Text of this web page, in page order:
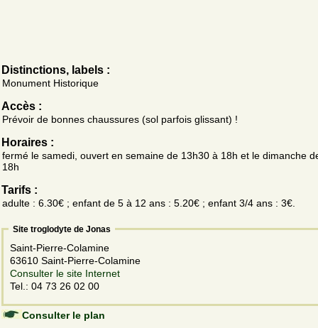
Distinctions, labels :
Monument Historique
Accès :
Prévoir de bonnes chaussures (sol parfois glissant) !
Horaires :
fermé le samedi, ouvert en semaine de 13h30 à 18h et le dimanche
18h
Tarifs :
adulte : 6.30€ ; enfant de 5 à 12 ans : 5.20€ ; enfant 3/4 ans : 3€.
Site troglodyte de Jonas
Saint-Pierre-Colamine
63610 Saint-Pierre-Colamine
Consulter le site Internet
Tel.: 04 73 26 02 00
Consulter le plan